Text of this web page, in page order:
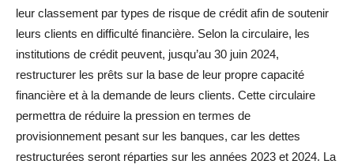
leur classement par types de risque de crédit afin de soutenir
leurs clients en difficulté financière. Selon la circulaire, les
institutions de crédit peuvent, jusqu’au 30 juin 2024,
restructurer les prêts sur la base de leur propre capacité
financière et à la demande de leurs clients. Cette circulaire
permettra de réduire la pression en termes de
provisionnement pesant sur les banques, car les dettes
restructurées seront réparties sur les années 2023 et 2024. La